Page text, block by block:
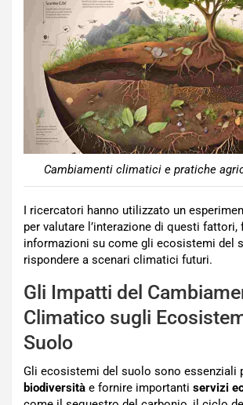
Cambiamenti climatici e pratiche
I ricercatori hanno utilizzato un
per valutare l’interazione di questi fattori,
informazioni su come gli ecosistemi del
rispondere a scenari climatici futuri.
Gli Impatti del
Climatico sugli
Suolo
Gli ecosistemi del suolo sono essenziali
biodiversità e fornire importanti servizi